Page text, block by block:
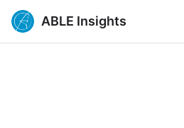
ABLE Insights